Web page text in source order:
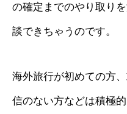
の確定までのやり取り
談できちゃうのです。
海外旅行が初めての方
信のない方などは積極